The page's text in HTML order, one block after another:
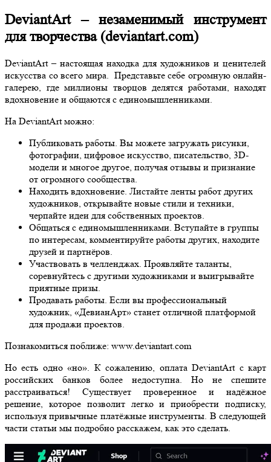
DeviantArt – незаменимый инструмент
для творчества (deviantart.com)
DeviantArt – настоящая находка для художников и ценителей
искусства со всего мира. Представьте себе огромную онлайн-
галерею, где миллионы творцов делятся работами, находят
вдохновение и общаются с единомышленниками.
На DeviantArt можно:
Публиковать работы. Вы можете загружать рисунки,
фотографии, цифровое искусство, писательство, 3D-
модели и многое другое, получая отзывы и признание
от огромного сообщества.
Находить вдохновение. Листайте ленты работ других
художников, открывайте новые стили и техники,
черпайте идеи для собственных проектов.
Общаться с единомышленниками. Вступайте в группы
по интересам, комментируйте работы других, находите
друзей и партнёров.
Участвовать в челленджах. Проявляйте таланты,
соревнуйтесь с другими художниками и выигрывайте
приятные призы.
Продавать работы. Если вы профессиональный
художник, «ДевианАрт» станет отличной платформой
для продажи проектов.
Познакомиться поближе: www.deviantart.com
Но есть одно «но». К сожалению, оплата DeviantArt с карт
российских банков более недоступна. Но не спешите
расстраиваться! Существует проверенное и надёжное
решение, которое позволит легко и приобрести подписку,
используя привычные платёжные инструменты. В следующей
части статьи мы подробно расскажем, как это сделать.